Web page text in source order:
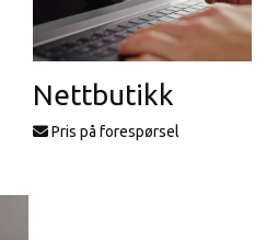
Nettbutikk
Pris på forespørsel